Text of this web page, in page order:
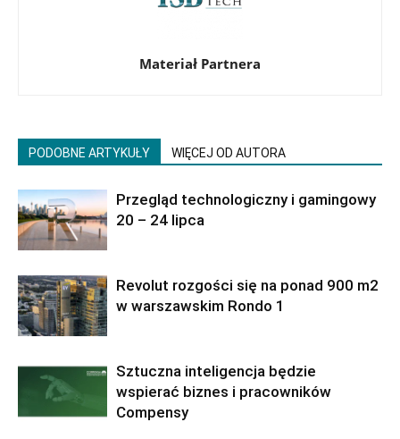
Materiał Partnera
PODOBNE ARTYKUŁY WIĘCEJ OD AUTORA
Przegląd technologiczny i gamingowy
20 – 24 lipca
Revolut rozgości się na ponad 900 m2
w warszawskim Rondo 1
Sztuczna inteligencja będzie
wspierać biznes i pracowników
Compensy